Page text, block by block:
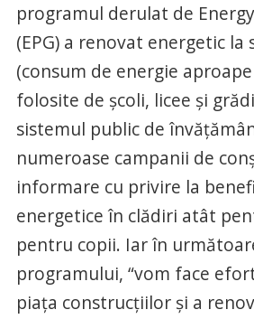
programul derulat de
(EPG) a renovat energetic la
(consum de energie
folosite de școli, licee și
sistemul public de
numeroase campanii de
informare cu privire la
energetice în clădiri atât
pentru copii. Iar în
programului, “vom face
piața construcțiilor și a